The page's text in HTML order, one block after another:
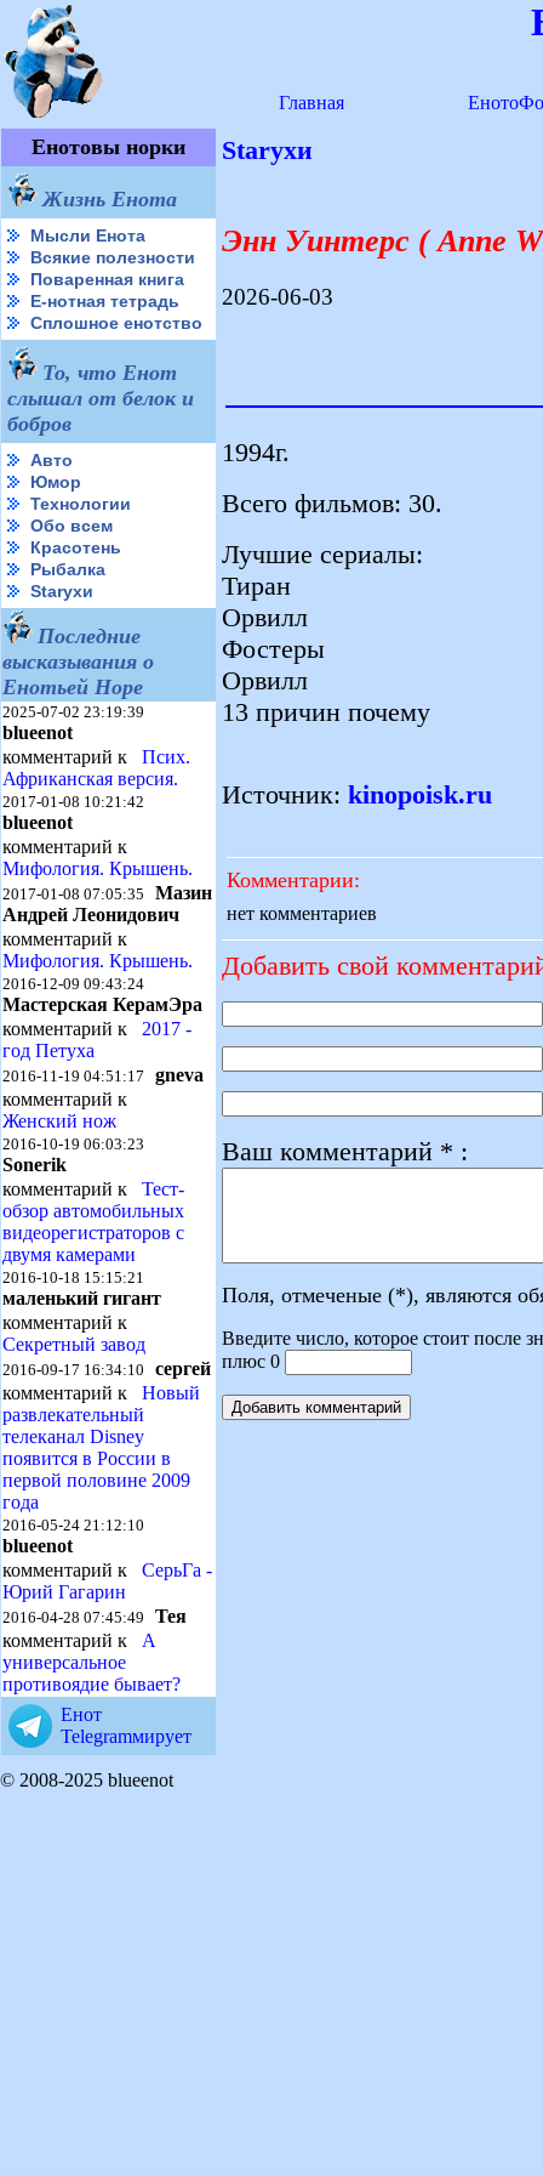
Главная
Енотовы норки
Жизнь Енота
Мысли Енота
Всякие полезности
Поваренная книга
Е-нотная тетрадь
Сплошное енотство
То, что Енот
слышал от белок и
бобров
Авто
Юмор
Технологии
Обо всем
Красотень
Рыбалка
Starухи
Последние
высказывания о
Енотьей Норе
2025-07-02 23:19:39
blueenot
комментарий к Псих.
Африканская версия.
2017-01-08 10:21:42
blueenot
комментарий к
Мифология. Крышень.
2017-01-08 07:05:35 Мазин
Андрей Леонидович
комментарий к
Мифология. Крышень.
2016-12-09 09:43:24
Мастерская КерамЭра
комментарий к 2017 -
год Петуха
2016-11-19 04:51:17 gneva
комментарий к
Женский нож
2016-10-19 06:03:23
Sonerik
комментарий к Тест-
обзор автомобильных
видеорегистраторов с
двумя камерами
2016-10-18 15:15:21
маленький гигант
комментарий к
Секретный завод
2016-09-17 16:34:10 сергей
комментарий к Новый
развлекательный
телеканал Disney
появится в России в
первой половине 2009
года
2016-05-24 21:12:10
blueenot
комментарий к СерьГа -
Юрий Гагарин
2016-04-28 07:45:49 Тея
комментарий к А
универсальное
противоядие бывает?
Енот
Telegramмирует
Starухи
Энн Уинтерс ( Anne
2026-06-03
1994г.
Всего фильмов: 30.
Лучшие сериалы:
Тиран
Орвилл
Фостеры
Орвилл
13 причин почему
Источник: kinopoisk.ru
Комментарии:
нет комментариев
Добавить свой
Ваш комментарий * :
Поля, отмеченые (*), являются
Введите число, которое стоит после
плюс 0
© 2008-2025 blueenot